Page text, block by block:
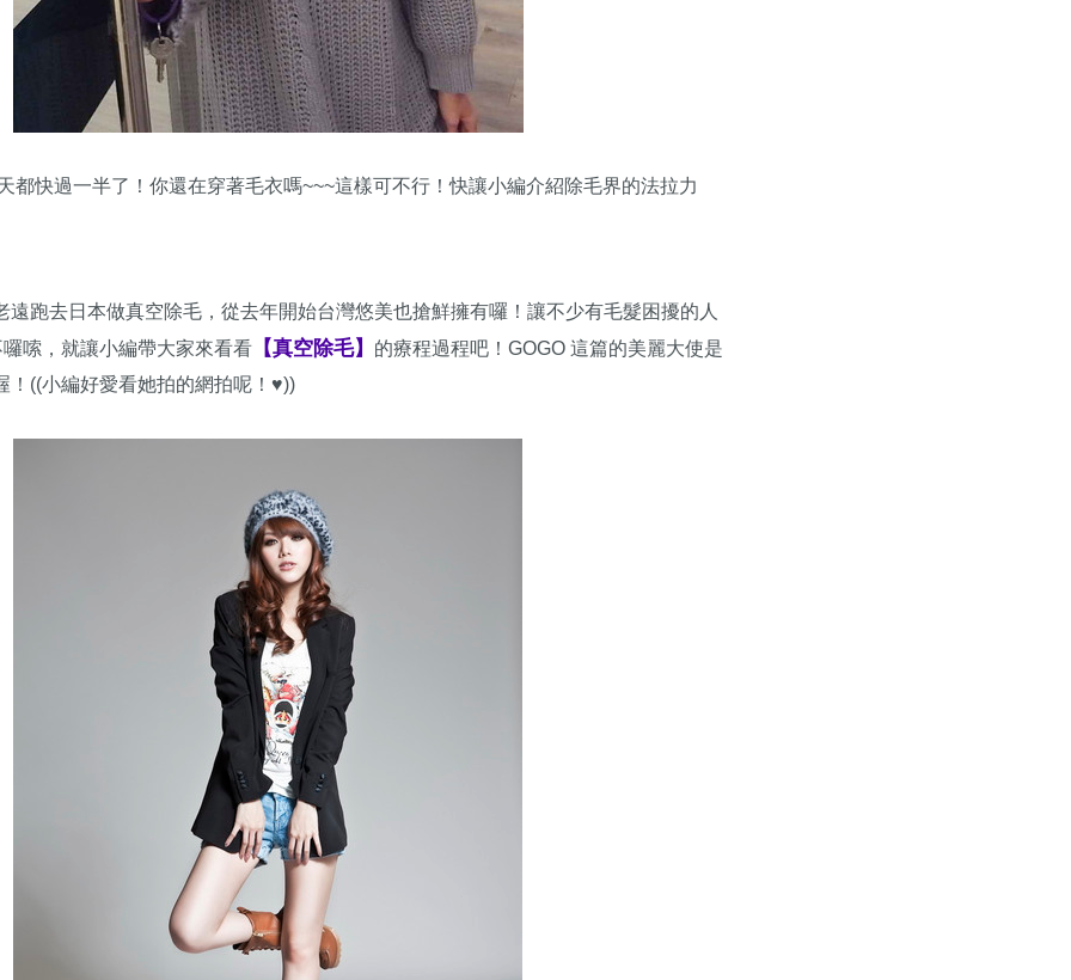
都快過一半了！你還在穿著毛衣嗎~~~這樣可不行！快讓小編介紹除毛界的法拉力
遠跑去日本做真空除毛，從去年開始台灣悠美也搶鮮擁有囉！讓不少有毛髮困擾的人
嗦，就讓小編帶大家來看看 【真空除毛】
的療程過程吧！GOGO 這篇的美麗大使是
！((小編好愛看她拍的網拍呢！♥))